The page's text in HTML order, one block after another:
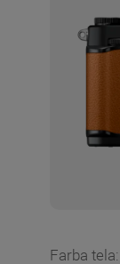
Farba tela: